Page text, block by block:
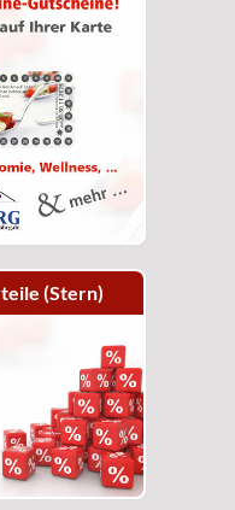
(Stern)